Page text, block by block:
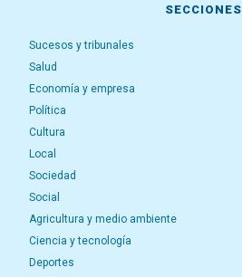
SECCIONES
Sucesos y tribunales
Salud
Economía y empresa
Política
Cultura
Local
Sociedad
Social
Agricultura y medio ambiente
Ciencia y tecnología
Deportes